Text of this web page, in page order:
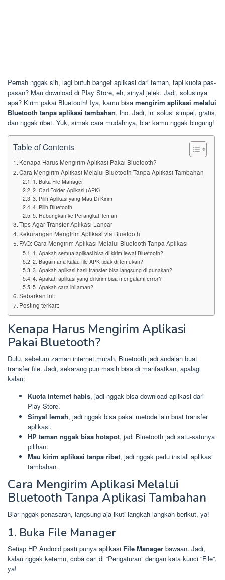
Pernah nggak sih, lagi butuh banget aplikasi dari teman, tapi kuota pas-
pasan? Mau download di Play Store, eh, sinyal jelek. Jadi, solusinya
apa? Kirim pakai Bluetooth! Iya, kamu bisa mengirim aplikasi melalui
Bluetooth tanpa aplikasi tambahan, lho. Jadi, ini solusi simpel, gratis,
dan nggak ribet. Yuk, simak cara mudahnya, biar kamu nggak bingung!
Table of Contents
Kenapa Harus Mengirim Aplikasi Pakai Bluetooth?
Cara Mengirim Aplikasi Melalui Bluetooth Tanpa Aplikasi Tambahan
1. Buka File Manager
2. Cari Folder Aplikasi (APK)
3. Pilih Aplikasi yang Mau Di Kirim
4. Pilih Bluetooth
5. Hubungkan ke Perangkat Teman
Tips Agar Transfer Aplikasi Lancar
Kekurangan Mengirim Aplikasi via Bluetooth
FAQ: Cara Mengirim Aplikasi Melalui Bluetooth Tanpa Aplikasi
1. Apakah semua aplikasi bisa di kirim lewat Bluetooth?
2. Bagaimana kalau file APK tidak di temukan?
3. Apakah aplikasi hasil transfer bisa langsung di gunakan?
4. Apakah aplikasi yang di kirim bisa mengalami error?
5. Apakah cara ini aman?
Sebarkan ini:
Posting terkait:
Kenapa Harus Mengirim Aplikasi
Pakai Bluetooth?
Dulu, sebelum zaman internet murah, Bluetooth jadi andalan buat
transfer file. Jadi, sekarang pun masih bisa di manfaatkan, apalagi
kalau:
Kuota internet habis, jadi nggak bisa download aplikasi dari
Play Store.
Sinyal lemah, jadi nggak bisa pakai metode lain buat transfer
aplikasi.
HP teman nggak bisa hotspot, jadi Bluetooth jadi satu-satunya
pilihan.
Mau kirim aplikasi tanpa ribet, jadi nggak perlu install aplikasi
tambahan.
Cara Mengirim Aplikasi Melalui
Bluetooth Tanpa Aplikasi Tambahan
Biar nggak penasaran, langsung aja ikuti langkah-langkah berikut, ya!
1. Buka File Manager
Setiap HP Android pasti punya aplikasi File Manager bawaan. Jadi,
kalau nggak ketemu, coba cari di “Pengaturan” dengan kata kunci “File”,
ya!